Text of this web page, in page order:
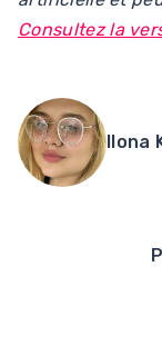
Consultez la
Ilona